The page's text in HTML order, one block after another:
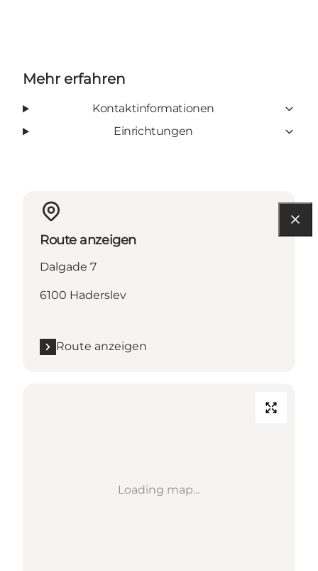
Mehr erfahren
Kontaktinformationen
Einrichtungen
Route anzeigen
Dalgade 7
6100 Haderslev
Route anzeigen
Loading map...